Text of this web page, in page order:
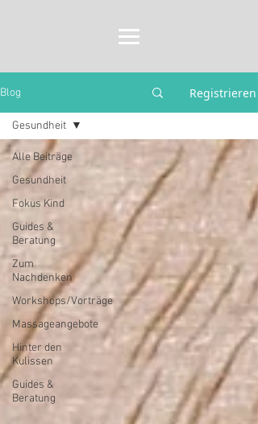
Blog Registrieren
Alle Beiträge
Gesundheit
Fokus Kind
Guides &
Beratung
Zum
Nachdenken
Workshops/Vorträge
Massageangebote
Hinter den
Kulissen
Guides &
Beratung
Gesundheit